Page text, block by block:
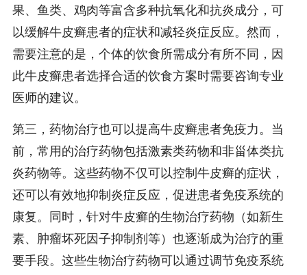
果、鱼类、鸡肉等富含多种抗氧化和抗炎成分，可
以缓解牛皮癣患者的症状和减轻炎症反应。然而，
需要注意的是，个体的饮食所需成分有所不同，因
此牛皮癣患者选择合适的饮食方案时需要咨询专业
医师的建议。
第三，药物治疗也可以提高牛皮癣患者免疫力。当
前，常用的治疗药物包括激素类药物和非甾体类抗
炎药物等。这些药物不仅可以控制牛皮癣的症状，
还可以有效地抑制炎症反应，促进患者免疫系统的
康复。同时，针对牛皮癣的生物治疗药物（如新生
素、肿瘤坏死因子抑制剂等）也逐渐成为治疗的重
要手段。这些生物治疗药物可以通过调节免疫系统